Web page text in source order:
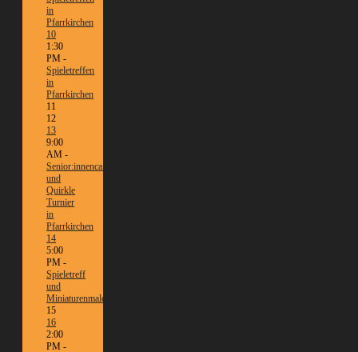
in
Pfarrkirchen
10
1:30
PM -
Spieletreffen
in
Pfarrkirchen
11
12
13
9:00
AM -
Senior:innencafé
und
Quirkle
Turnier
in
Pfarrkirchen
14
5:00
PM -
Spieletreff
und
Miniaturenmalen/Tabletop
15
16
2:00
PM -